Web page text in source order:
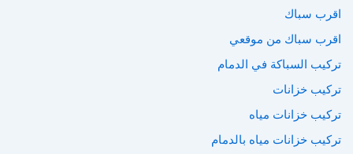
اقرب سباك
اقرب سباك من موقعي
تركيب السباكة في الدمام
تركيب خزانات
تركيب خزانات مياه
تركيب خزانات مياه بالدمام